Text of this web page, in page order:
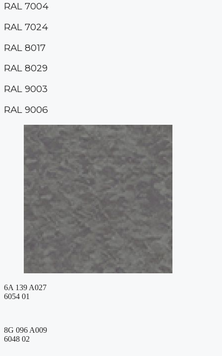
RAL 7004
RAL 7024
RAL 8017
RAL 8029
RAL 9003
RAL 9006
6A 139 A027
6054 01
8G 096 A009
6048 02